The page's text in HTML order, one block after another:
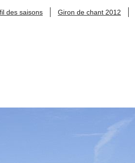
des saisons Giron de chant 2012